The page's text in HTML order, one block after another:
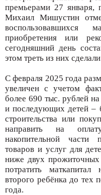
премьерами 27 января,
Михаил Мишустин
воспользовавшихся
приобретения или
сегодняшний день
этом треть из них
С февраля 2025 года
увеличен с учетом
более 690 тыс. рублей
и последующих детей –
строительства или
направить на
накопительной части
товаров и услуг для
ниже двух
потратить
второго ребёнка до тех
года.